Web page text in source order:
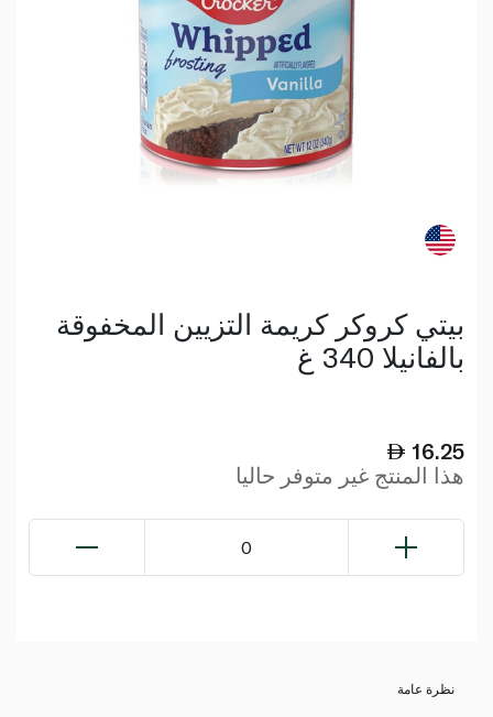
بيتي كروكر كريمة التزيين المخفوقة
بالفانيلا 340 غ
16.25
هذا المنتج غير متوفر حاليا
0
نظرة عامة